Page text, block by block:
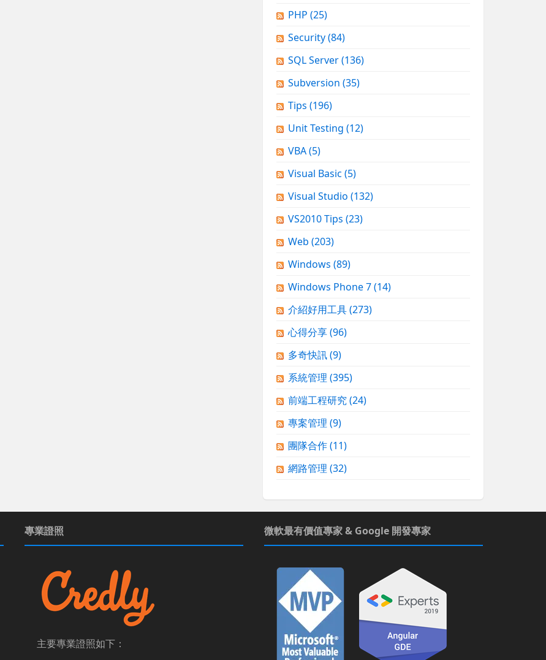
PHP (25)
Security(84)
SQL Server(136)
Subversion (35)
Tips (196)
Unit Testing (12)
VBA(5)
Visual Basic (5)
Visual Studio (132)
VS2010 Tips (23)
Web (203)
Windows (89)
Windows Phone 7(14)
介紹好用工具(273)
心得分享(96)
多奇快訊(9)
系統管理 (395)
前端工程研究(24)
專案管理 (9)
團隊合作(11)
網路管理 (32)
專業證照
主要專業證照如下：
微軟最有價值專家 & Google 開發專家